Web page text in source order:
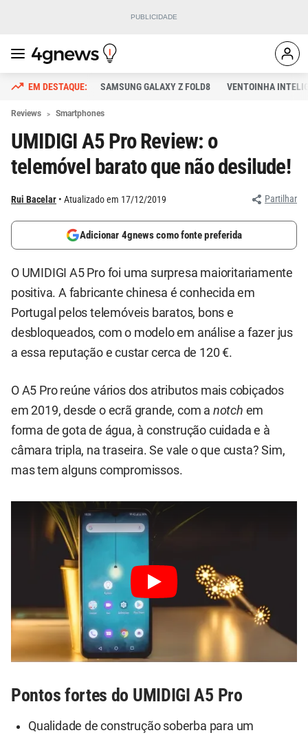
SAMSUNG GALAXY Z FOLD8 VENTOINHA
Reviews Smartphones
UMIDIGI A5 Pro Review: o
telemóvel barato que não desilude!
Rui Bacelar Atualizado em 17/12/2019 Partilhar
Adicionar 4gnews como fonte preferida
O UMIDIGI A5 Pro foi uma surpresa maioritariamente
positiva. A fabricante chinesa é conhecida em
Portugal pelos telemóveis baratos, bons e
desbloqueados, com o modelo em análise a fazer jus
a essa reputação e custar cerca de 120 €.
O A5 Pro reúne vários dos atributos mais cobiçados
em 2019, desde o ecrã grande, com a notch em
forma de gota de água, à construção cuidada e à
câmara tripla, na traseira. Se vale o que custa? Sim,
mas tem alguns compromissos.
Pontos fortes do UMIDIGI A5 Pro
Qualidade de construção soberba para um